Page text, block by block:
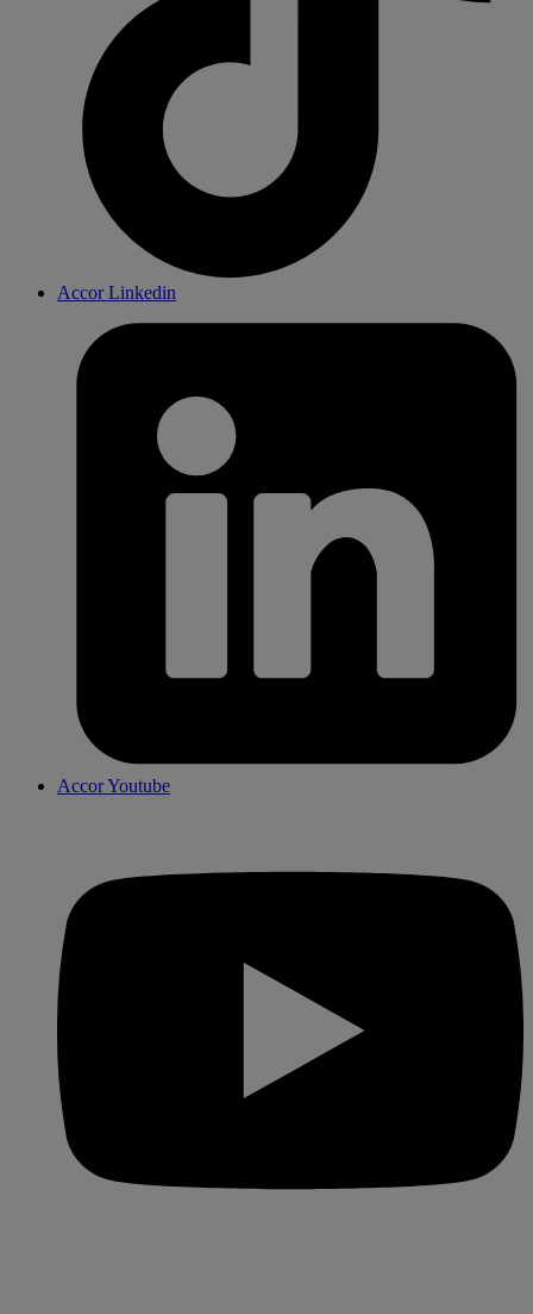
Accor Linkedin
Accor Youtube